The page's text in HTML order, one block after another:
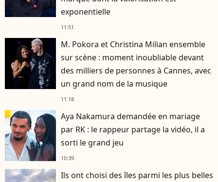
exponentielle
11:51
M. Pokora et Christina Milian ensemble
sur scène : moment inoubliable devant
des milliers de personnes à Cannes, avec
un grand nom de la musique
11:18
Aya Nakamura demandée en mariage
par RK : le rappeur partage la vidéo, il a
sorti le grand jeu
10:39
Ils ont choisi des îles parmi les plus belles